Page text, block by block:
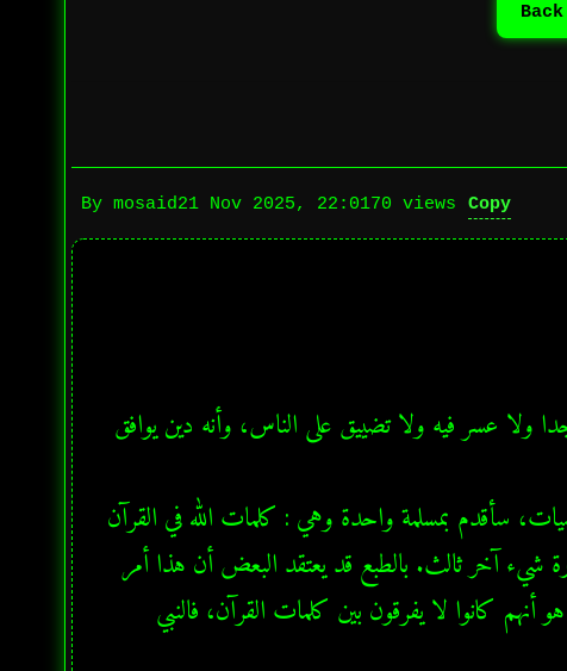
By mosaid21 Nov 2025, 22:0170 views Copy